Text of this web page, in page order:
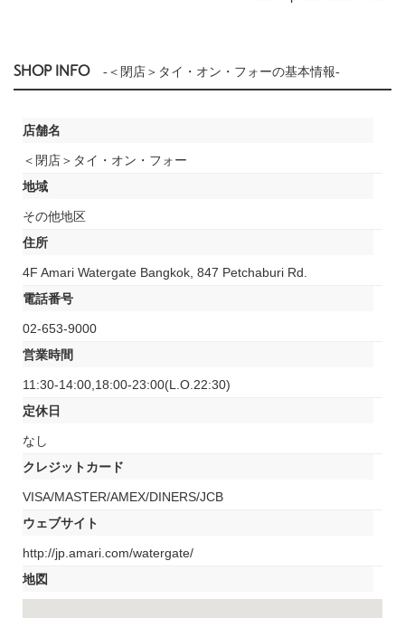
SHOP INFO -＜閉店＞タイ・オン・フォーの基本情報-
店舗名
＜閉店＞タイ・オン・フォー
地域
その他地区
住所
4F Amari Watergate Bangkok, 847 Petchaburi Rd.
電話番号
02-653-9000
営業時間
11:30-14:00,18:00-23:00(L.O.22:30)
定休日
なし
クレジットカード
VISA/MASTER/AMEX/DINERS/JCB
ウェブサイト
http://jp.amari.com/watergate/
地図